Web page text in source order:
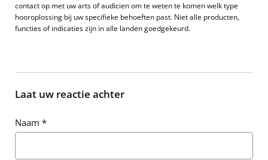
contact op met uw arts of audicien om te weten te komen welk type
hooroplossing bij uw specifieke behoeften past. Niet alle producten,
functies of indicaties zijn in alle landen goedgekeurd.
Laat uw reactie achter
Naam *